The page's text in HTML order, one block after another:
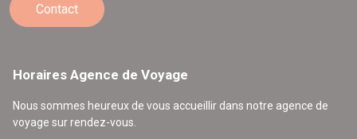
Contact
Horaires Agence de Voyage
Nous sommes heureux de vous accueillir dans notre agence de
voyage sur rendez-vous.